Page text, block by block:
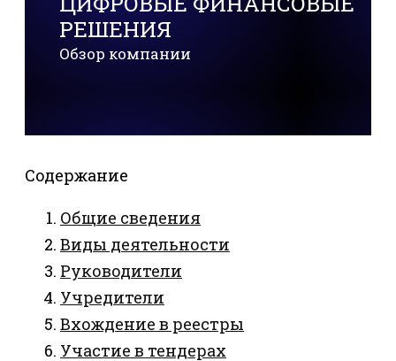
РЕШЕНИЯ
Обзор компании
Содержание
Общие сведения
Виды деятельности
Руководители
Учредители
Вхождение в реестры
Участие в тендерах